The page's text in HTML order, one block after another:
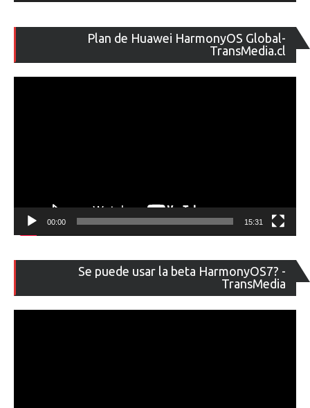
Plan de Huawei HarmonyOS Global-
TransMedia.cl
de
00:00 15:31
Se puede usar la beta HarmonyOS7? -
TransMedia
de